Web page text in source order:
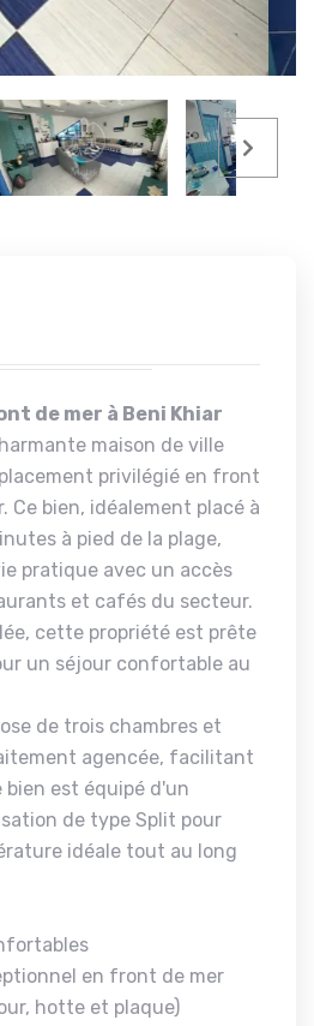
de mer à Beni Khiar
maison de ville
privilégié en front
Ce bien, idéalement placé à
à pied de la plage,
pratique avec un accès
et cafés du secteur.
cette propriété est prête
un séjour confortable au
de trois chambres et
agencée, facilitant
est équipé d'un
de type Split pour
idéale tout au long
en front de mer
hotte et plaque)